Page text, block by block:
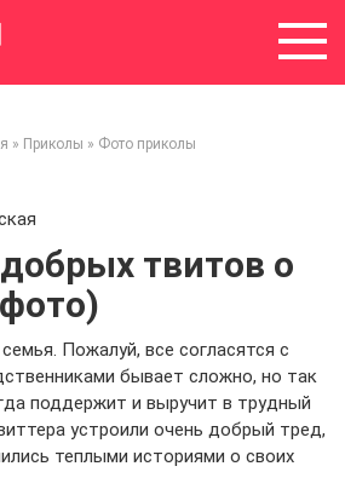
» Приколы » Фото приколы
твитов о
Пожалуй, все согласятся с
бывает сложно, но так
поддержит и выручит в трудный
устроили очень добрый тред,
теплыми историями о своих